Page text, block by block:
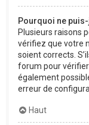
Pourquoi ne
Plusieurs raisons
vérifiez que votre
soient corrects.
forum pour vérifier
également
erreur de
Haut